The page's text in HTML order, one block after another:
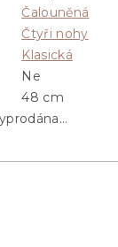
Čalouněná
Čtyři nohy
Klasická
Ne
48 cm